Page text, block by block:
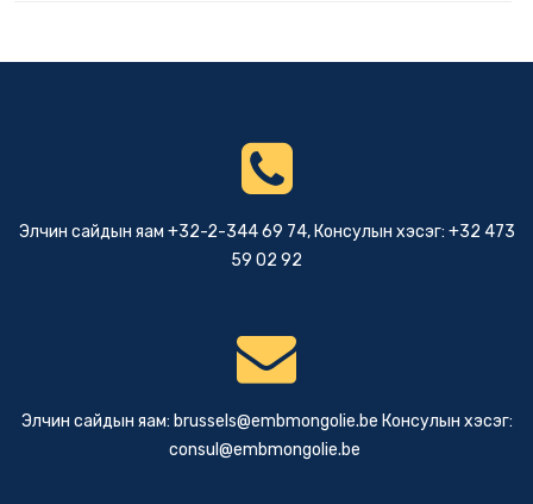
Элчин сайдын яам +32-2-344 69 74, Консулын хэсэг: +32 473
59 02 92
Элчин сайдын яам: brussels@embmongolie.be Консулын хэсэг:
consul@embmongolie.be